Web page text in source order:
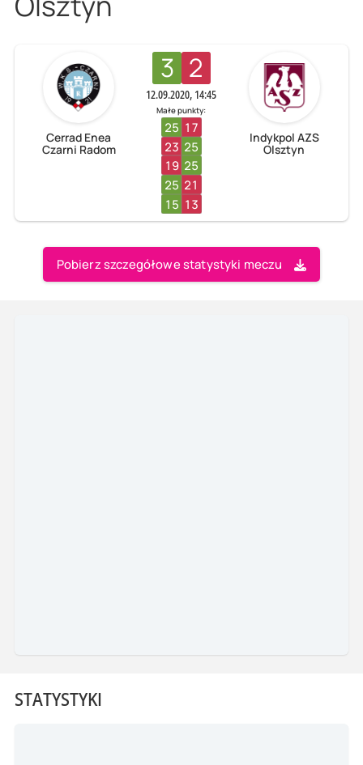
Cerrad Enea
Czarni Radom
3 2
12.09.2020, 14:45
Małe punkty:
25 17
23 25
19 25
25 21
15 13
Indykpol AZS
Olsztyn
Pobierz szczegółowe statystyki meczu
STATYSTYKI